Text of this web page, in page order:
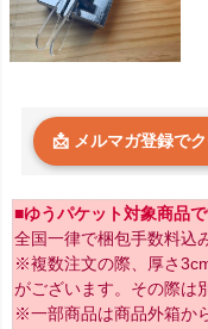
📩 メルマガ登録で
■ゆうパケット対象商品
全国一律で梱包手数料込
※複数注文の際、厚さ
がございます。その際は
※一部商品は商品外箱か